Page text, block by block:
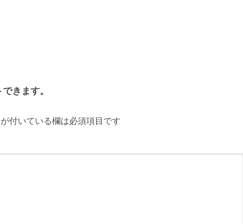
が付いている欄は必須項目です